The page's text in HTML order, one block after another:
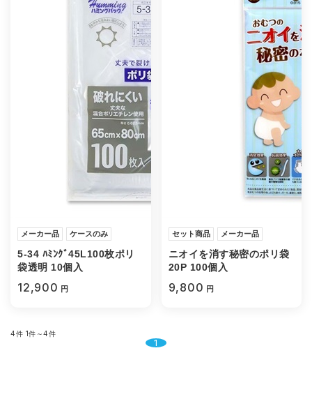
メーカー品 ケースのみ
5-34 ﾊﾐﾝｸﾞ45L100枚ポリ
袋透明 10個入
12,900 円
セット商品 メーカー品
ニオイを消す秘密のポリ袋
20P 100個入
9,800 円
4件 1件～4件
1